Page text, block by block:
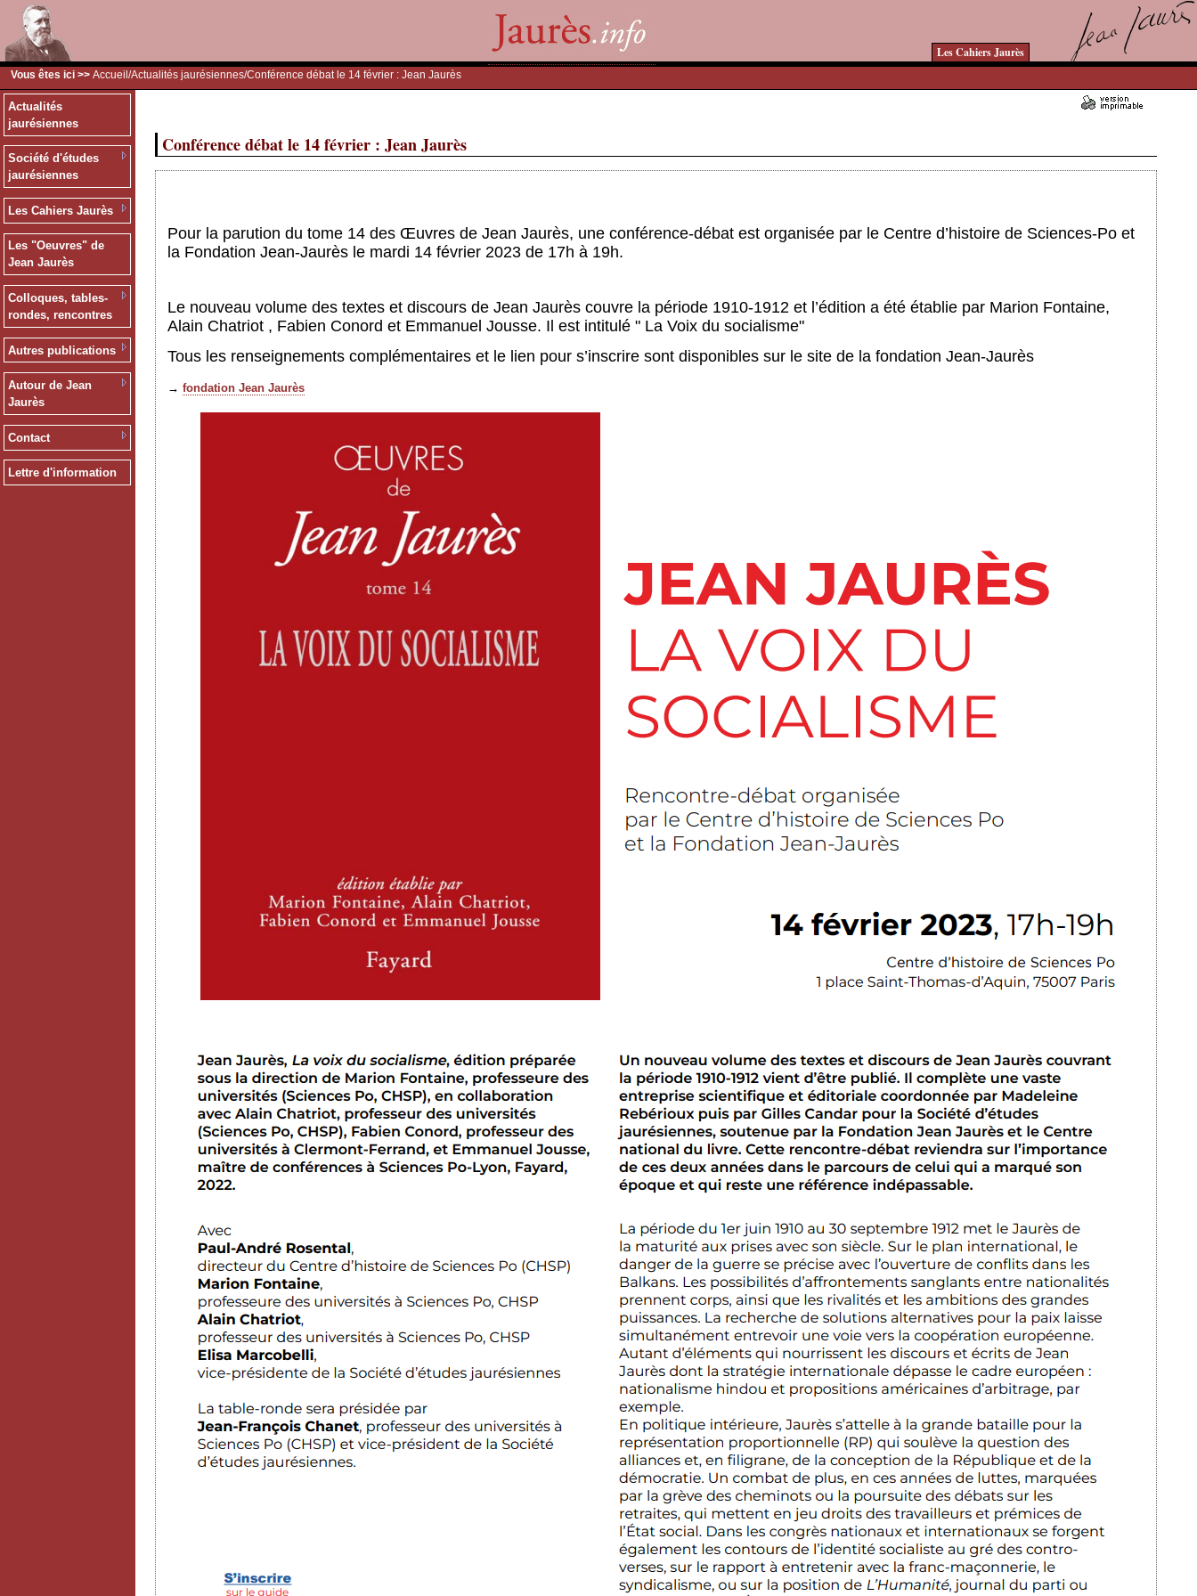
Les Cahiers Jaurès
Vous êtes ici >> Accueil /Actualités jaurésiennes/Conférence débat le 14 février : Jean Jaurès
Actualités
jaurésiennes
Société d'études
jaurésiennes
Les Cahiers Jaurès
Les "Oeuvres" de
Jean Jaurès
Colloques, tables-
rondes, rencontres
Autres publications
Autour de Jean
Jaurès
Contact
Lettre d'information
Conférence débat le 14 février : Jean Jaurès
Pour la parution du tome 14 des Œuvres de Jean Jaurès, une conférence-débat est organisée par le Centre d’histoire de Sciences-Po et
la Fondation Jean-Jaurès le mardi 14 février 2023 de 17h à 19h.
Le nouveau volume des textes et discours de Jean Jaurès couvre la période 1910-1912 et l’édition a été établie par Marion Fontaine,
Alain Chatriot , Fabien Conord et Emmanuel Jousse. Il est intitulé " La Voix du socialisme"
Tous les renseignements complémentaires et le lien pour s’inscrire sont disponibles sur le site de la fondation Jean-Jaurès
→ fondation Jean Jaurès